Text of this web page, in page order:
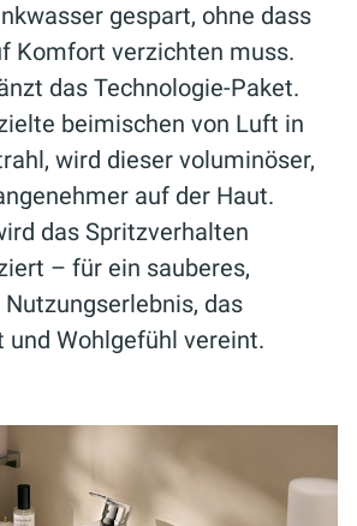
gespart, ohne dass
Komfort verzichten muss.
das Technologie-Paket.
beimischen von Luft in
wird dieser voluminöser,
auf der Haut.
das Spritzverhalten
– für ein sauberes,
das
und Wohlgefühl vereint.